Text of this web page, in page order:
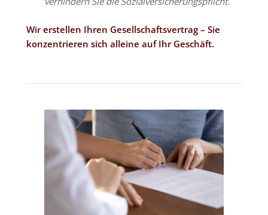
Wir erstellen Ihren Gesellschaftsvertrag – Sie
konzentrieren sich alleine auf Ihr Geschäft.